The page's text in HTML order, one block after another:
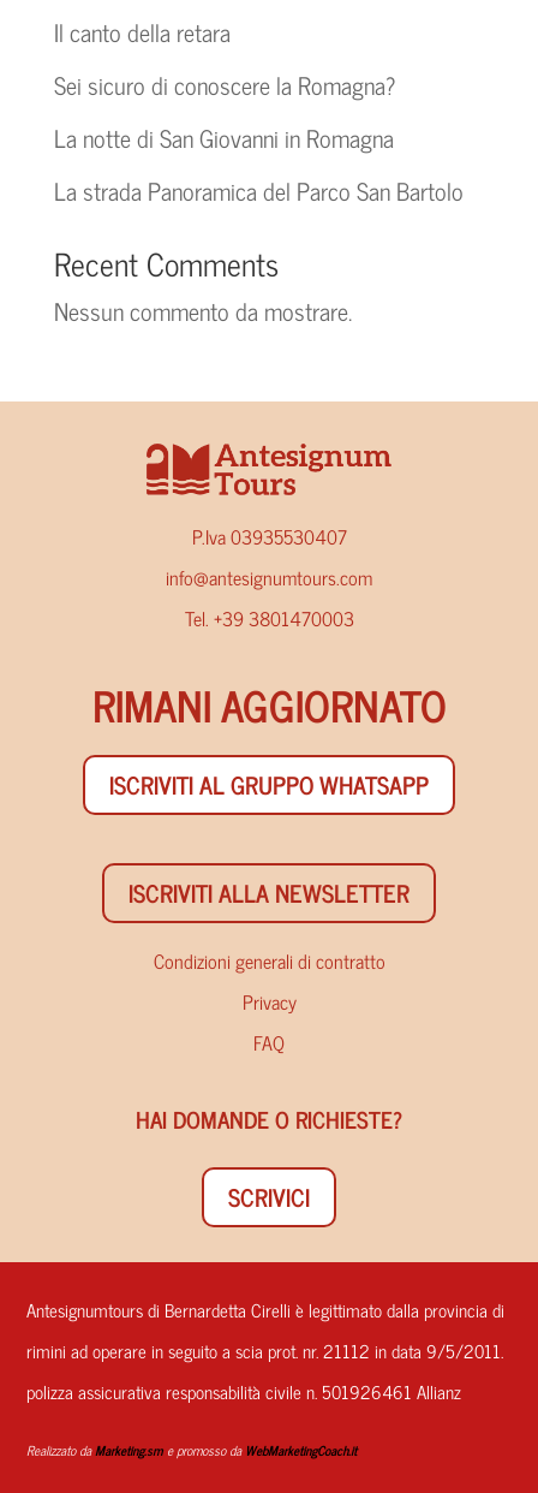
Il canto della retara
Sei sicuro di conoscere la Romagna?
La notte di San Giovanni in Romagna
La strada Panoramica del Parco San Bartolo
Recent Comments
Nessun commento da mostrare.
P.Iva 03935530407
info@antesignumtours.com
Tel. +39 3801470003
RIMANI AGGIORNATO
ISCRIVITI AL GRUPPO WHATSAPP
ISCRIVITI ALLA NEWSLETTER
Condizioni generali di contratto
Privacy
FAQ
HAI DOMANDE O RICHIESTE?
SCRIVICI
Antesignumtours di Bernardetta Cirelli è legittimato dalla provincia di
rimini ad operare in seguito a scia prot. nr. 21112 in data 9/5/2011.
polizza assicurativa responsabilità civile n. 501926461 Allianz
Realizzato daMarketing.sm e promosso da WebMarketingCoach.it